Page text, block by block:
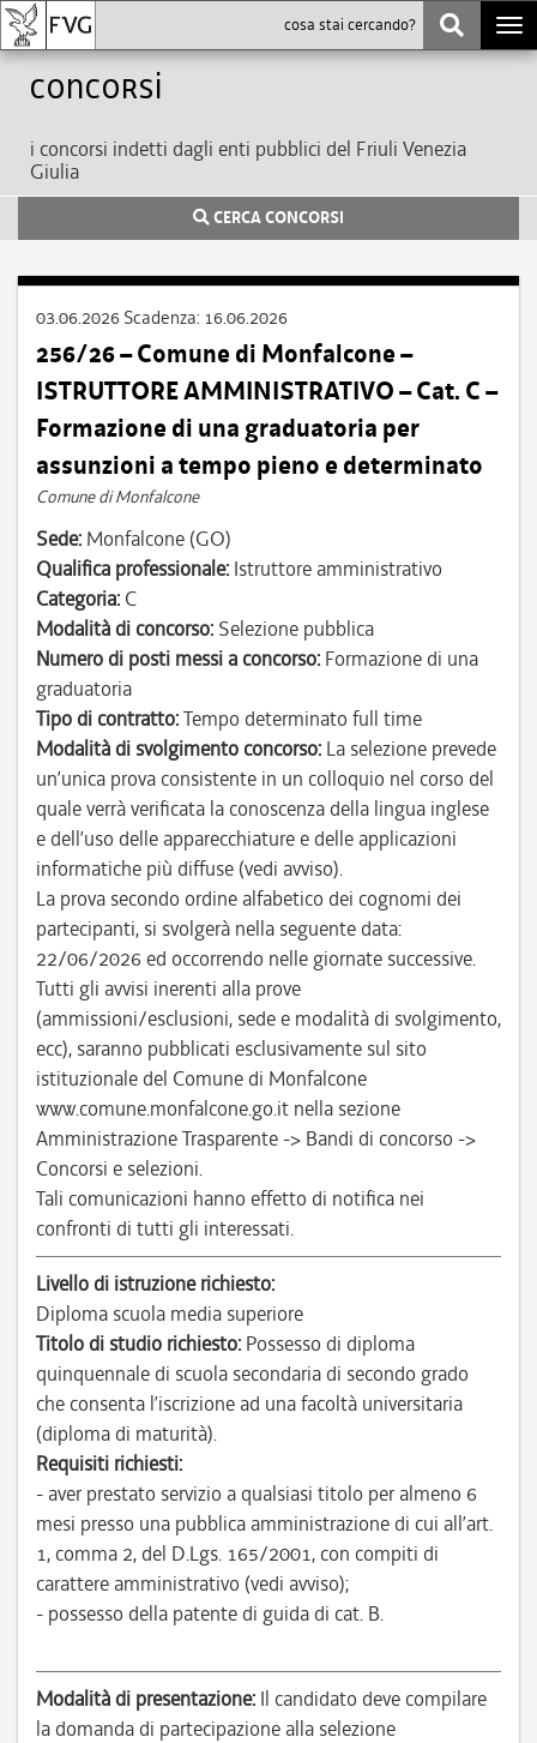
Concorsi
i concorsi indetti dagli enti pubblici del Friuli Venezia
Giulia
CERCA CONCORSI
03.06.2026 Scadenza: 16.06.2026
256/26 – Comune di Monfalcone –
ISTRUTTORE AMMINISTRATIVO – Cat. C –
Formazione di una graduatoria per
assunzioni a tempo pieno e determinato
Comune di Monfalcone
Sede: Monfalcone (GO)
Qualifica professionale: Istruttore amministrativo
Categoria: C
Modalità di concorso: Selezione pubblica
Numero di posti messi a concorso: Formazione di una
graduatoria
Tipo di contratto:Tempo determinato full time
Modalità di svolgimento concorso: La selezione prevede
un’unica prova consistente in un colloquio nel corso del
quale verrà verificata la conoscenza della lingua inglese
e dell’uso delle apparecchiature e delle applicazioni
informatiche più diffuse (vedi avviso).
La prova secondo ordine alfabetico dei cognomi dei
partecipanti, si svolgerà nella seguente data:
22/06/2026 ed occorrendo nelle giornate successive.
Tutti gli avvisi inerenti alla prove
(ammissioni/esclusioni, sede e modalità di svolgimento,
ecc), saranno pubblicati esclusivamente sul sito
istituzionale del Comune di Monfalcone
www.comune.monfalcone.go.it nella sezione
Amministrazione Trasparente -> Bandi di concorso ->
Concorsi e selezioni.
Tali comunicazioni hanno effetto di notifica nei
confronti di tutti gli interessati.
Livello di istruzione richiesto:
Diploma scuola media superiore
Titolo di studio richiesto: Possesso di diploma
quinquennale di scuola secondaria di secondo grado
che consenta l’iscrizione ad una facoltà universitaria
(diploma di maturità).
Requisiti richiesti:
- aver prestato servizio a qualsiasi titolo per almeno 6
mesi presso una pubblica amministrazione di cui all’art.
1, comma 2, del D.Lgs. 165/2001, con compiti di
carattere amministrativo (vedi avviso);
- possesso della patente di guida di cat. B.
Modalità di presentazione: Il candidato deve compilare
la domanda di partecipazione alla selezione